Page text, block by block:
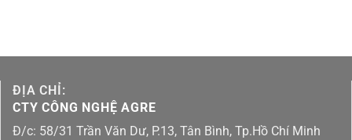
ĐỊA CHỈ:
CTY CÔNG NGHỆ AGRE
Đ/c: 58/31 Trần Văn Dư, P.13, Tân Bình, Tp.Hồ Chí Minh